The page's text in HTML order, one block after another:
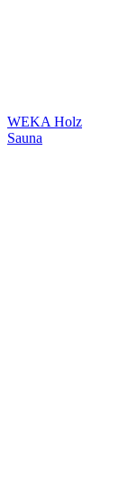
WEKA Holz
Sauna